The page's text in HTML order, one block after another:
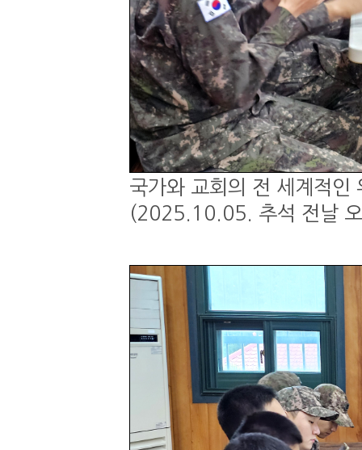
국가와 교회의 전 세계적인
(2025.10.05. 추석 전날